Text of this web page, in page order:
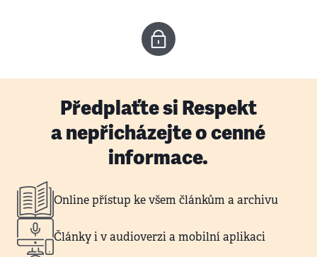
Předplaťte si Respekt
a nepřicházejte o cenné
informace.
Online přístup ke všem článkům a archivu
Články i v audioverzi a mobilní aplikaci